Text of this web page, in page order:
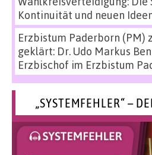
Kontinuität und neuen
Erzbistum Paderborn (PM)
geklärt: Dr. Udo Markus
Erzbischof im Erzbistum
„SYSTEMFEHLER“ –